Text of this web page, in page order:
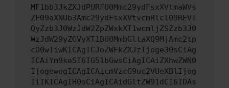
MF1bb3JkZXJdPURFU0Mmc29ydFsxXVtmaWVs
ZF09aXNUb3Amc29ydFsxXVtvcmRlcl09REVT
QyZzb3J0WzJdW2ZpZWxkXT1wcmljZSZzb3J0
WzJdW29yZGVyXT1BU0MmbGltaXQ9MjAmc2tp
cD0wIiwKICAgICJoZWFkZXJzIjoge30sCiAg
ICAiYm9keSI6IG51bGwsCiAgICAiZXhwZWN0
IjogewogICAgICAicmVzcG9uc2VUeXBlIjog
IiIKICAgIH0sCiAgICAidGltZW91dCI6IDAs